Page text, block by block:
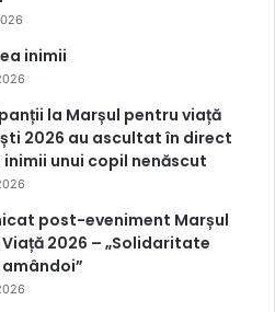
inimii
la Marșul pentru viață
2026 au ascultat în direct
unui copil nenăscut
post-eveniment Marșul
2026 – „Solidaritate